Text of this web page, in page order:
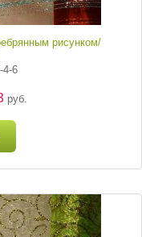
рисунком/
4-6
руб.